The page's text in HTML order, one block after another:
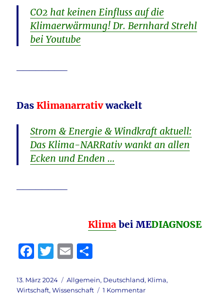
CO2 hat keinen Einfluss auf die
Klimaerwärmung! Dr. Bernhard Strehl
bei Youtube
DasKlimanarrativwackelt
Strom & Energie & Windkraft aktuell:
Das Klima-NARRativ wankt an allen
Ecken und Enden …
Klimabei MEDIAGNOSE
F
c
e
T
it
te
E
ai
l
le
n
Veröffentlicht
am
13. März 2024 Kategorien
Allgemein, Deutschland, Klima,
Wirtschaft,Wissenschaft 1 Kommentarzu